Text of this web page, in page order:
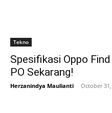
Tekno
Spesifikasi Oppo
PO Sekarang!
Herzanindya Maulianti - October